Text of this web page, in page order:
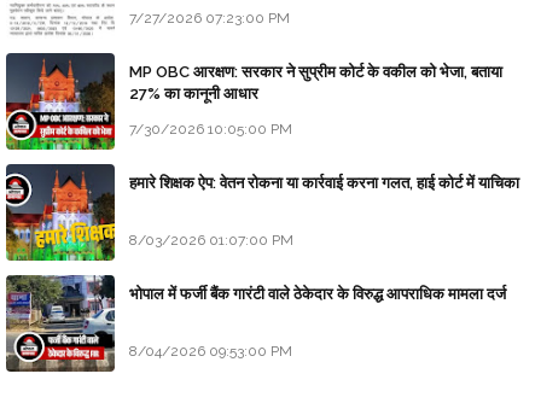
7/27/2026 07:23:00 PM
MP OBC आरक्षण: सरकार ने सुप्रीम कोर्ट के वकील को भेजा, बताया
27% का कानूनी आधार
7/30/2026 10:05:00 PM
हमारे शिक्षक ऐप: वेतन रोकना या कार्रवाई करना गलत, हाई कोर्ट में याचिका
8/03/2026 01:07:00 PM
भोपाल में फर्जी बैंक गारंटी वाले ठेकेदार के विरुद्ध आपराधिक मामला दर्ज
8/04/2026 09:53:00 PM